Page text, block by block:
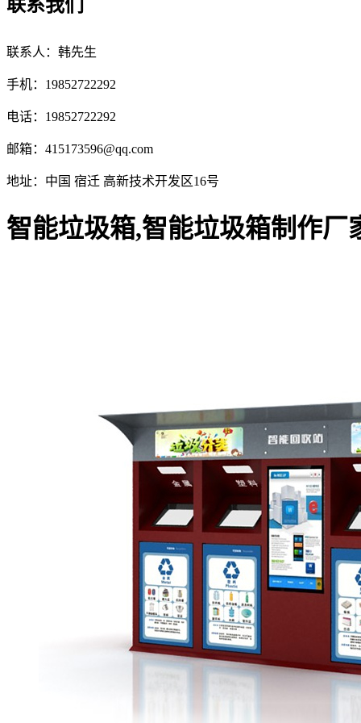
联系我们
联系人：韩先生
手机：19852722292
电话：19852722292
邮箱： 415173596@qq.com
地址：中国 宿迁 高新技术开发区16号
智能垃圾箱,智能垃圾箱制作厂